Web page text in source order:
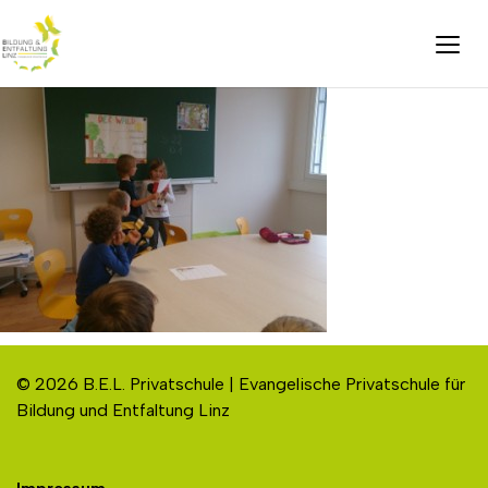
© 2026 B.E.L. Privatschule | Evangelische Privatschule für
Bildung und Entfaltung Linz